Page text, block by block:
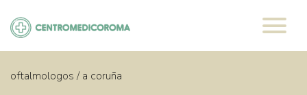
contenido
oftalmologos / a coruña